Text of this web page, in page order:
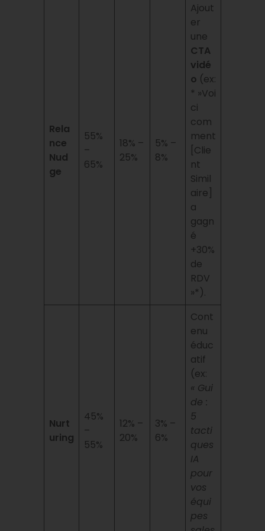
Rela
nce
Nud
ge
55%
–
65%
18% –
25%
5% –
8%
Ajout
er
une
CTA
vidé
o (ex:
* »Voi
ci
com
ment
[Clie
nt
Simil
aire]
a
gagn
é
+30%
de
RDV
»*).
Nurt
uring
45%
–
55%
12% –
20%
3% –
6%
Cont
enu
éduc
atif
(ex:
« Gui
de :
5
tacti
ques
IA
pour
vos
équi
pes